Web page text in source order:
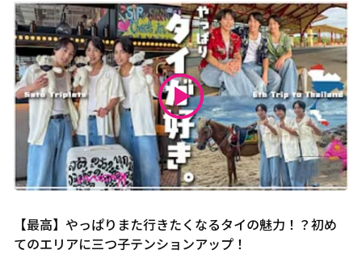
【最高】やっぱりまた行きたくなるタイの魅力！？初め
てのエリアに三つ子テンションアップ！